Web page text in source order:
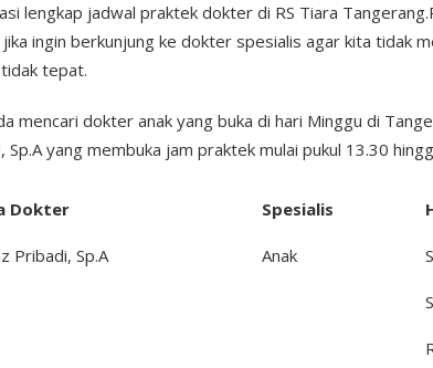
lengkap jadwal praktek dokter di RS Tiara
ingin berkunjung ke dokter spesialis agar kita tidak
tepat.
mencari dokter anak yang buka di hari Minggu di
Sp.A yang membuka jam praktek mulai pukul 13.30
Dokter Spesialis
Pribadi, Sp.A Anak